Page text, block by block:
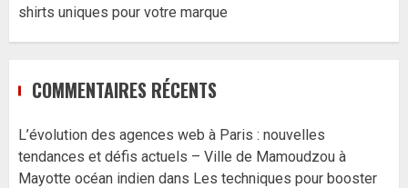
shirts uniques pour votre marque
COMMENTAIRES RÉCENTS
L’évolution des agences web à Paris : nouvelles
tendances et défis actuels – Ville de Mamoudzou à
Mayotte océan indien dans Les techniques pour booster